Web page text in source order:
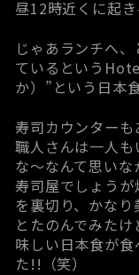
昼12時近くに起
じゃあランチへ
ているという
か）”という日本
寿司カウンター
職人さんは一人
な～なんて思い
寿司屋でしょう
を裏切り、かな
とたのんでみた
味しい日本食が
た!!（笑）